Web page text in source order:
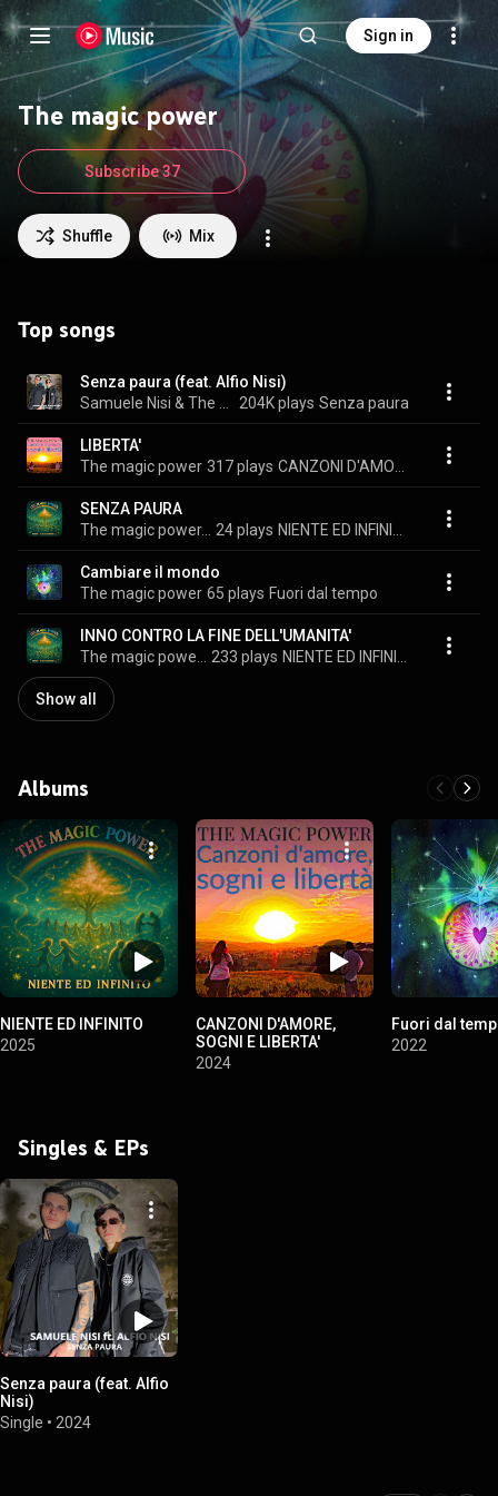
Sign in
The magic power
Shuffle Mix
Subscribe 37
Top songs
Senza paura (feat. Alfio Nisi)
204K plays Senza paura
LIBERTA'
The magic power 317 plays
SENZA PAURA
The magic power, Michele Righini, & Nico Pellegrini
24 plays
Cambiare il mondo
The magic power 65 plays Fuori dal tempo
INNO CONTRO LA FINE DELL'UMANITA'
233 plays
Show all
Albums
NIENTE ED INFINITO
2025
CANZONI D'AMORE,
SOGNI E LIBERTA'
2024
Fuori dal
2022
Singles & EPs
Senza paura (feat. Alfio
Nisi)
Single • 2024